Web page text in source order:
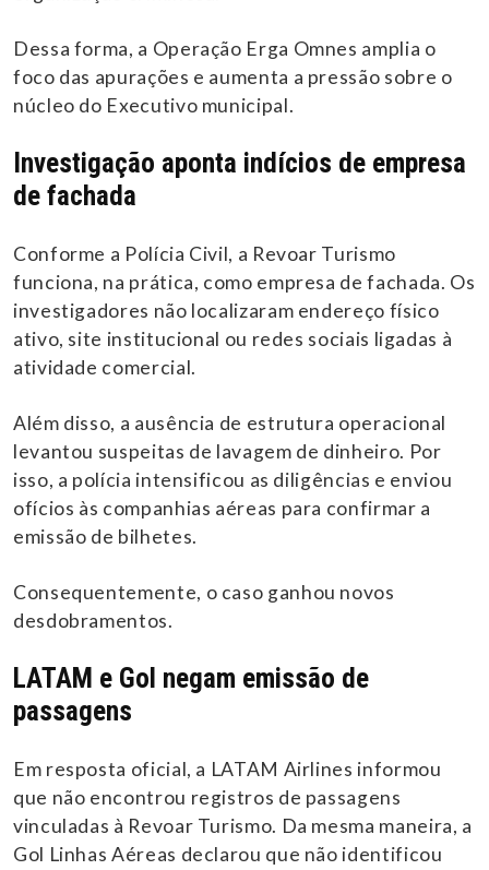
Dessa forma, a Operação Erga Omnes amplia o
foco das apurações e aumenta a pressão sobre o
núcleo do Executivo municipal.
Investigação aponta indícios de empresa
de fachada
Conforme a Polícia Civil, a Revoar Turismo
funciona, na prática, como empresa de fachada. Os
investigadores não localizaram endereço físico
ativo, site institucional ou redes sociais ligadas à
atividade comercial.
Além disso, a ausência de estrutura operacional
levantou suspeitas de lavagem de dinheiro. Por
isso, a polícia intensificou as diligências e enviou
ofícios às companhias aéreas para confirmar a
emissão de bilhetes.
Consequentemente, o caso ganhou novos
desdobramentos.
LATAM e Gol negam emissão de
passagens
Em resposta oficial, a LATAM Airlines informou
que não encontrou registros de passagens
vinculadas à Revoar Turismo. Da mesma maneira, a
Gol Linhas Aéreas declarou que não identificou